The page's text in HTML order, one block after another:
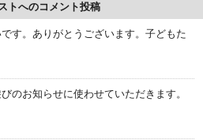
トへのコメント投稿
す。ありがとうございます。子どもた
のお知らせに使わせていただきます。